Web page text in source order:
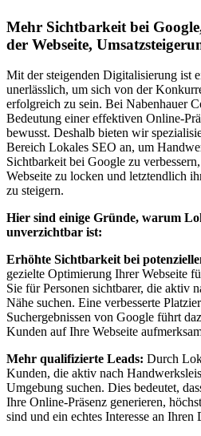
Mehr Sichtbarkeit bei
der Webseite,
Mit der steigenden Digitalisierung ist
unerlässlich, um sich von der
erfolgreich zu sein. Bei Nabenhauer
Bedeutung einer effektiven Online-
bewusst. Deshalb bieten wir
Bereich Lokales SEO an, um
Sichtbarkeit bei Google zu
Webseite zu locken und letztendlich
zu steigern.
Hier sind einige Gründe, warum
unverzichtbar ist:
Erhöhte Sichtbarkeit bei
gezielte Optimierung Ihrer Webseite
Sie für Personen sichtbarer, die aktiv
Nähe suchen. Eine verbesserte
Suchergebnissen von Google führt
Kunden auf Ihre Webseite
Mehr qualifizierte Leads: Durch
Kunden, die aktiv nach
Umgebung suchen. Dies bedeutet,
Ihre Online-Präsenz generieren,
sind und ein echtes Interesse an Ihren